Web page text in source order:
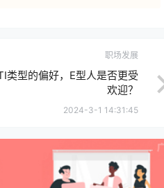
职场发展
类型的偏好，E型人是否更受
欢迎？
2024-3-1 14:31:45